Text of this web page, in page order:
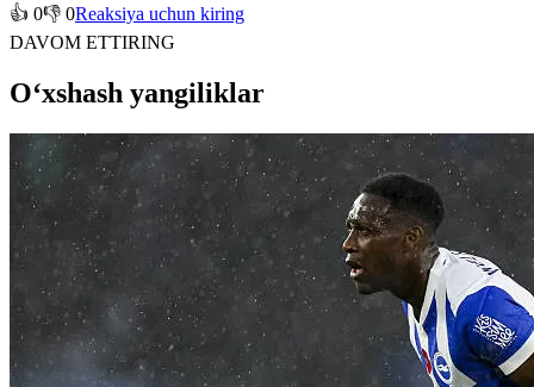
👍 0👎 0Reaksiya uchun kiring
DAVOM ETTIRING
O‘xshash yangiliklar